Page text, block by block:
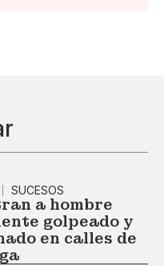
SUCESOS
a hombre
golpeado y
en calles de